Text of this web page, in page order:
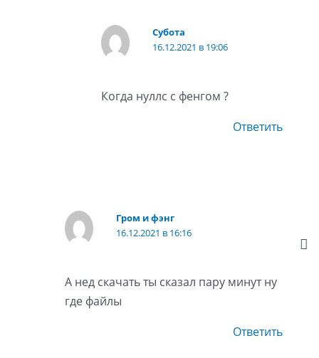
Субота
16.12.2021 в 19:06
Когда нуллс с фенгом ?
Ответить
Гром и фэнг
16.12.2021 в 16:16
А нед скачать ты сказал пару минут ну
где файлы
Ответить